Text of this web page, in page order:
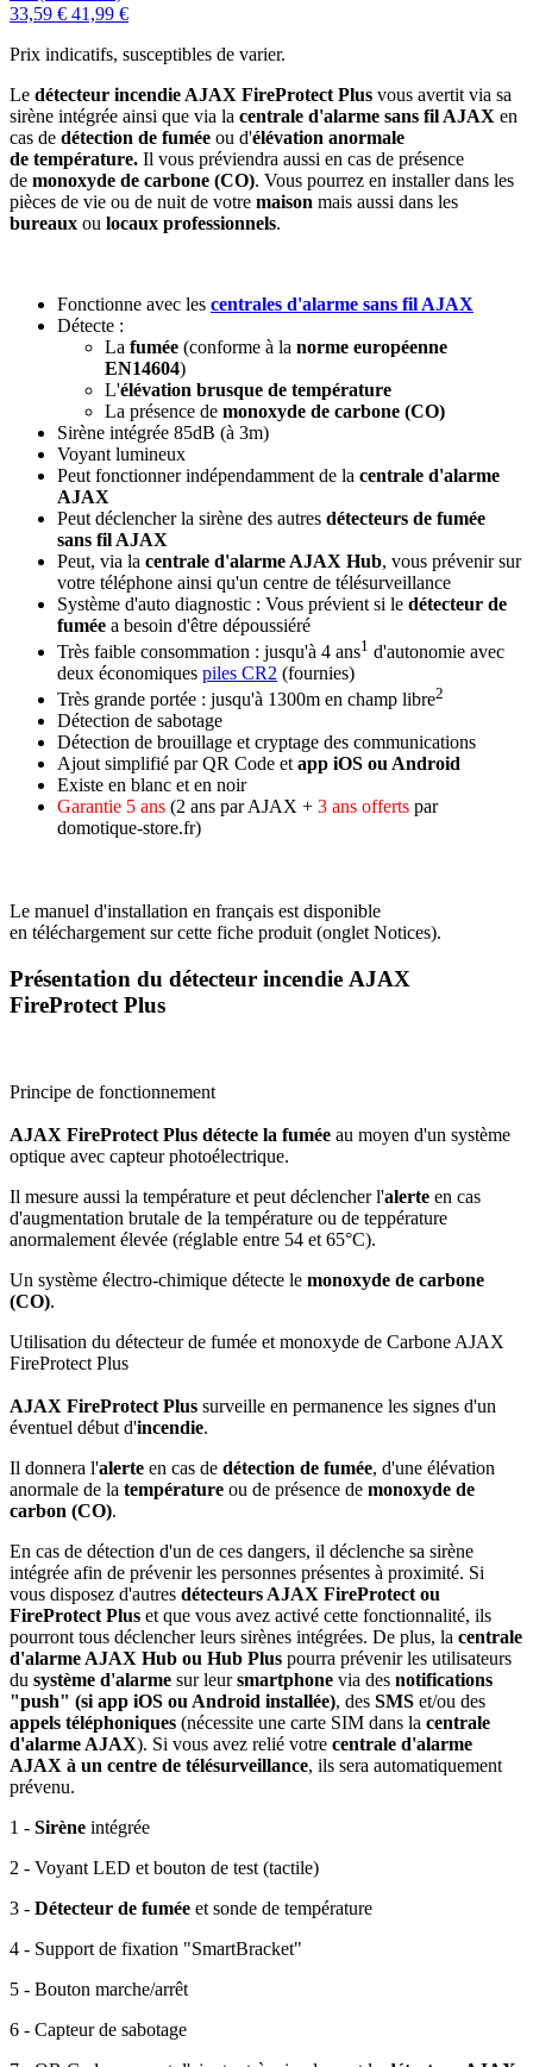
33,59 € 41,99 €
Prix indicatifs, susceptibles de varier.
Le détecteur incendie AJAX FireProtect Plus vous avertit via sa
sirène intégrée ainsi que via la centrale d'alarme sans fil AJAX en
cas de détection de fumée ou d'élévation anormale
de température. Il vous préviendra aussi en cas de présence
de monoxyde de carbone (CO). Vous pourrez en installer dans les
pièces de vie ou de nuit de votre maison mais aussi dans les
bureaux ou locaux professionnels.
Fonctionne avec les centrales d'alarme sans fil AJAX
Détecte :
La fumée (conforme à la norme européenne
EN14604)
L'élévation brusque de température
La présence de monoxyde de carbone (CO)
Sirène intégrée 85dB (à 3m)
Voyant lumineux
Peut fonctionner indépendamment de la centrale d'alarme
AJAX
Peut déclencher la sirène des autres détecteurs de fumée
sans fil AJAX
Peut, via la centrale d'alarme AJAX Hub, vous prévenir sur
votre téléphone ainsi qu'un centre de télésurveillance
Système d'auto diagnostic : Vous prévient si le détecteur de
fumée a besoin d'être dépoussiéré
Très faible consommation : jusqu'à 4 ans1 d'autonomie avec
deux économiques piles CR2 (fournies)
Très grande portée : jusqu'à 1300m en champ libre2
Détection de sabotage
Détection de brouillage et cryptage des communications
Ajout simplifié par QR Code et app iOS ou Android
Existe en blanc et en noir
Garantie 5 ans (2 ans par AJAX + 3 ans offerts par
domotique-store.fr)
Le manuel d'installation en français est disponible
en téléchargement sur cette fiche produit (onglet Notices).
Présentation du détecteur incendie AJAX
FireProtect Plus
Principe de fonctionnement
AJAX FireProtect Plus détecte la fumée au moyen d'un système
optique avec capteur photoélectrique.
Il mesure aussi la température et peut déclencher l'alerte en cas
d'augmentation brutale de la température ou de teppérature
anormalement élevée (réglable entre 54 et 65°C).
Un système électro-chimique détecte le monoxyde de carbone
(CO).
Utilisation du détecteur de fumée et monoxyde de Carbone AJAX
FireProtect Plus
AJAX FireProtect Plus surveille en permanence les signes d'un
éventuel début d'incendie.
Il donnera l'alerte en cas de détection de fumée, d'une élévation
anormale de la température ou de présence de monoxyde de
carbon (CO).
En cas de détection d'un de ces dangers, il déclenche sa sirène
intégrée afin de prévenir les personnes présentes à proximité. Si
vous disposez d'autres détecteurs AJAX FireProtect ou
FireProtect Plus et que vous avez activé cette fonctionnalité, ils
pourront tous déclencher leurs sirènes intégrées. De plus, la centrale
d'alarme AJAX Hub ou Hub Plus pourra prévenir les utilisateurs
du système d'alarme sur leursmartphone via des notifications
"push" (si app iOS ou Android installée), des SMS et/ou des
appels téléphoniques (nécessite une carte SIM dans la centrale
d'alarme AJAX). Si vous avez relié votre centrale d'alarme
AJAX à un centre de télésurveillance, ils sera automatiquement
prévenu.
1 - Sirène intégrée
2 - Voyant LED et bouton de test (tactile)
3 - Détecteur de fumée et sonde de température
4 - Support de fixation "SmartBracket"
5 - Bouton marche/arrêt
6 - Capteur de sabotage